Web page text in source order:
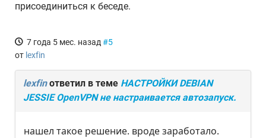
присоединиться к беседе.
7 года 5 мес. назад #5
от lexfin
lexfinответил в теме НАСТРОЙКИ DEBIAN
JESSIE OpenVPN не настраивается автозапуск.
нашел такое решение. вроде заработало.